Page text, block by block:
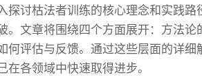
探讨枯法者训练的核心理念和实践路
文章将围绕四个方面展开：方法论
评估与反馈。通过这些层面的详细
各领域中快速取得进步。